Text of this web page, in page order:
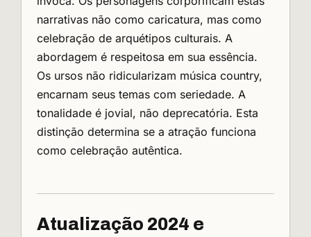
narrativas não como caricatura, mas como
celebração de arquétipos culturais. A
abordagem é respeitosa em sua essência.
Os ursos não ridicularizam música country,
encarnam seus temas com seriedade. A
tonalidade é jovial, não deprecatória. Esta
distinção determina se a atração funciona
como celebração autêntica.
Atualização 2024 e